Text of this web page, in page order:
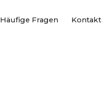
Häufige Fragen Kontakt